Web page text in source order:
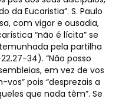
da Eucaristia”. S. Paulo
com vigor e ousadia,
“não é lícita” se
pela partilha
34). “Não posso
em vez de vos
pois “desprezais a
que nada têm”. Se